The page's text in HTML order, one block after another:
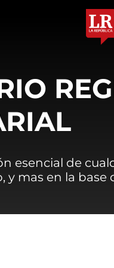
esencial de
y mas en la